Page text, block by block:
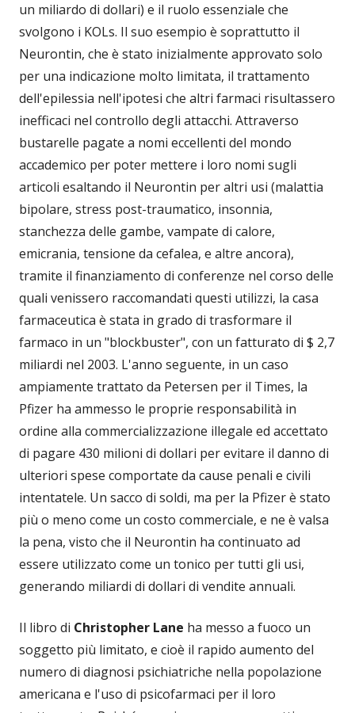
un miliardo di dollari) e il ruolo essenziale che
svolgono i KOLs. Il suo esempio è soprattutto il
Neurontin, che è stato inizialmente approvato solo
per una indicazione molto limitata, il trattamento
dell'epilessia nell'ipotesi che altri farmaci risultassero
inefficaci nel controllo degli attacchi. Attraverso
bustarelle pagate a nomi eccellenti del mondo
accademico per poter mettere i loro nomi sugli
articoli esaltando il Neurontin per altri usi (malattia
bipolare, stress post-traumatico, insonnia,
stanchezza delle gambe, vampate di calore,
emicrania, tensione da cefalea, e altre ancora),
tramite il finanziamento di conferenze nel corso delle
quali venissero raccomandati questi utilizzi, la casa
farmaceutica è stata in grado di trasformare il
farmaco in un "blockbuster", con un fatturato di $ 2,7
miliardi nel 2003. L'anno seguente, in un caso
ampiamente trattato da Petersen per il Times, la
Pfizer ha ammesso le proprie responsabilità in
ordine alla commercializzazione illegale ed accettato
di pagare 430 milioni di dollari per evitare il danno di
ulteriori spese comportate da cause penali e civili
intentatele. Un sacco di soldi, ma per la Pfizer è stato
più o meno come un costo commerciale, e ne è valsa
la pena, visto che il Neurontin ha continuato ad
essere utilizzato come un tonico per tutti gli usi,
generando miliardi di dollari di vendite annuali.
Il libro di Christopher Lane ha messo a fuoco un
soggetto più limitato, e cioè il rapido aumento del
numero di diagnosi psichiatriche nella popolazione
americana e l'uso di psicofarmaci per il loro